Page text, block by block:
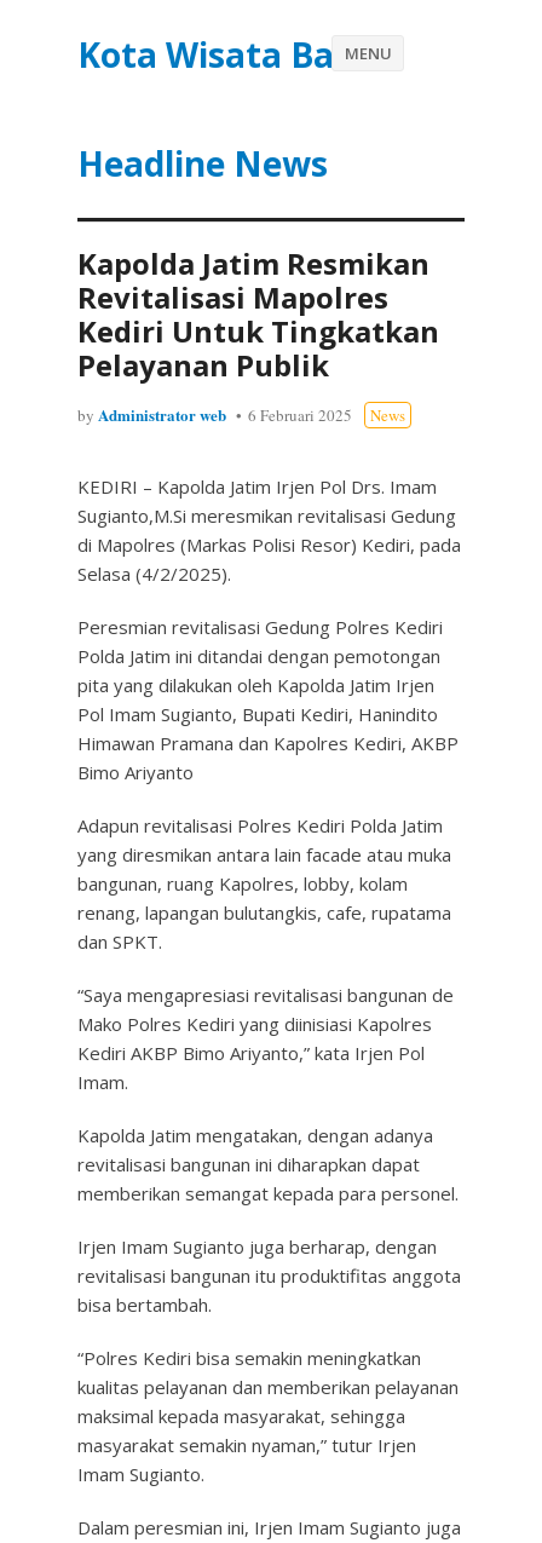
Kota Wisata Batu
Headline News
MENU
Kapolda Jatim Resmikan
Revitalisasi Mapolres
Kediri Untuk Tingkatkan
Pelayanan Publik
by Administrator web 6 Februari 2025 News
KEDIRI – Kapolda Jatim Irjen Pol Drs. Imam
Sugianto,M.Si meresmikan revitalisasi Gedung
di Mapolres (Markas Polisi Resor) Kediri, pada
Selasa (4/2/2025).
Peresmian revitalisasi Gedung Polres Kediri
Polda Jatim ini ditandai dengan pemotongan
pita yang dilakukan oleh Kapolda Jatim Irjen
Pol Imam Sugianto, Bupati Kediri, Hanindito
Himawan Pramana dan Kapolres Kediri, AKBP
Bimo Ariyanto
Adapun revitalisasi Polres Kediri Polda Jatim
yang diresmikan antara lain facade atau muka
bangunan, ruang Kapolres, lobby, kolam
renang, lapangan bulutangkis, cafe, rupatama
dan SPKT.
“Saya mengapresiasi revitalisasi bangunan de
Mako Polres Kediri yang diinisiasi Kapolres
Kediri AKBP Bimo Ariyanto,” kata Irjen Pol
Imam.
Kapolda Jatim mengatakan, dengan adanya
revitalisasi bangunan ini diharapkan dapat
memberikan semangat kepada para personel.
Irjen Imam Sugianto juga berharap, dengan
revitalisasi bangunan itu produktifitas anggota
bisa bertambah.
“Polres Kediri bisa semakin meningkatkan
kualitas pelayanan dan memberikan pelayanan
maksimal kepada masyarakat, sehingga
masyarakat semakin nyaman,” tutur Irjen
Imam Sugianto.
Dalam peresmian ini, Irjen Imam Sugianto juga